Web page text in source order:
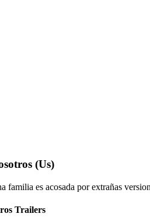
(Us)
familia es acosada por extrañas
Trailers